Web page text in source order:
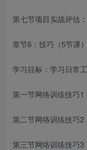
第七节项目实战评估
章节6：技巧（5节课）
学习目标：学习日常
第一节网络训练技巧
第二节网络训练技巧
第三节网络训练技巧